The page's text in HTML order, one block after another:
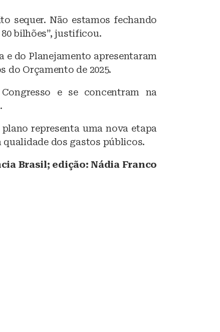
sequer. Não estamos fechando
80 bilhões”, justificou.
e do Planejamento apresentaram
do Orçamento de 2025.
e se concentram na
representa uma nova etapa
dos gastos públicos.
Brasil; edição: Nádia Franco